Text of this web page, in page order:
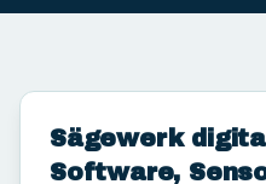
Sägewerk
Software,